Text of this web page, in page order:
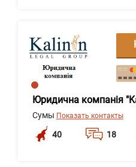
Юридична компанія
Сумы Показать контакты
40 18